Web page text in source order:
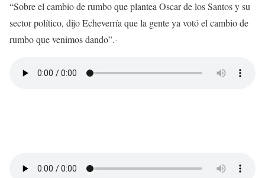
“Sobre el cambio de rumbo que plantea Oscar de los Santos y su
sector político, dijo Echeverría que la gente ya votó el cambio de
rumbo que venimos dando”.-